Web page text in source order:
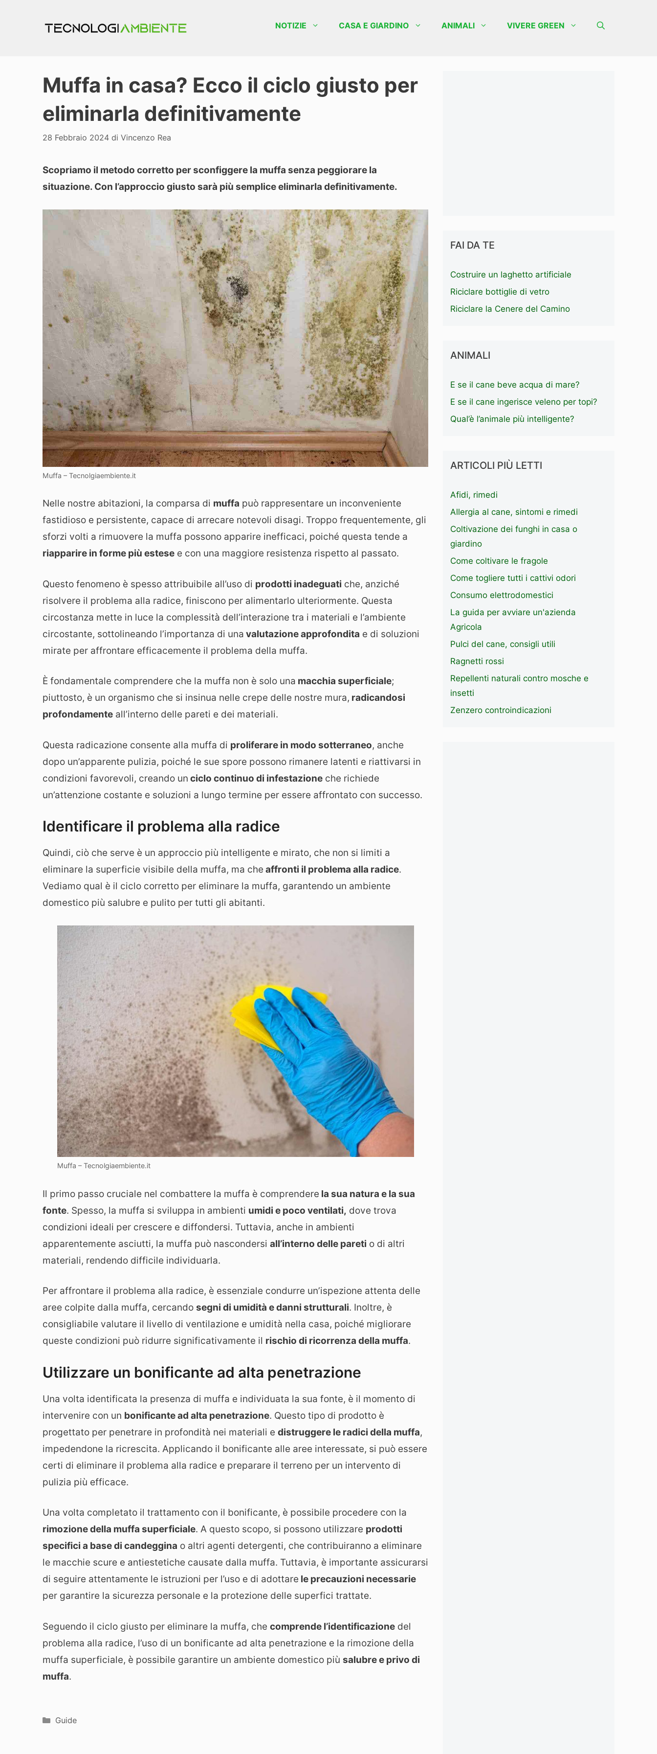
NOTIZIE CASA E GIARDINO ANIMALI VIVERE GREEN
Muffa in casa? Ecco il ciclo giusto per
eliminarla definitivamente
28 Febbraio 2024 di Vincenzo Rea
Scopriamo il metodo corretto per sconfiggere la muffa senza peggiorare la
situazione. Con l’approccio giusto sarà più semplice eliminarla definitivamente.
Muffa – Tecnolgiaembiente.it
Nelle nostre abitazioni, la comparsa di muffa può rappresentare un inconveniente
fastidioso e persistente, capace di arrecare notevoli disagi. Troppo frequentemente, gli
sforzi volti a rimuovere la muffa possono apparire inefficaci, poiché questa tende a
riapparire in forme più estese e con una maggiore resistenza rispetto al passato.
Questo fenomeno è spesso attribuibile all’uso di prodotti inadeguati che, anziché
risolvere il problema alla radice, finiscono per alimentarlo ulteriormente. Questa
circostanza mette in luce la complessità dell’interazione tra i materiali e l’ambiente
circostante, sottolineando l’importanza di una valutazione approfondita e di soluzioni
mirate per affrontare efficacemente il problema della muffa.
È fondamentale comprendere che la muffa non è solo una macchia superficiale;
piuttosto, è un organismo che si insinua nelle crepe delle nostre mura, radicandosi
profondamente all’interno delle pareti e dei materiali.
Questa radicazione consente alla muffa di proliferare in modo sotterraneo, anche
dopo un’apparente pulizia, poiché le sue spore possono rimanere latenti e riattivarsi in
condizioni favorevoli, creando un ciclo continuo di infestazione che richiede
un’attenzione costante e soluzioni a lungo termine per essere affrontato con successo.
Identificare il problema alla radice
Quindi, ciò che serve è un approccio più intelligente e mirato, che non si limiti a
eliminare la superficie visibile della muffa, ma che affronti il problema alla radice.
Vediamo qual è il ciclo corretto per eliminare la muffa, garantendo un ambiente
domestico più salubre e pulito per tutti gli abitanti.
Muffa – Tecnolgiaembiente.it
Il primo passo cruciale nel combattere la muffa è comprendere la sua natura e la sua
fonte. Spesso, la muffa si sviluppa in ambienti umidi e poco ventilati, dove trova
condizioni ideali per crescere e diffondersi. Tuttavia, anche in ambienti
apparentemente asciutti, la muffa può nascondersi all’interno delle pareti o di altri
materiali, rendendo difficile individuarla.
Per affrontare il problema alla radice, è essenziale condurre un’ispezione attenta delle
aree colpite dalla muffa, cercando segni di umidità e danni strutturali. Inoltre, è
consigliabile valutare il livello di ventilazione e umidità nella casa, poiché migliorare
queste condizioni può ridurre significativamente il rischio di ricorrenza della muffa.
Utilizzare un bonificante ad alta penetrazione
Una volta identificata la presenza di muffa e individuata la sua fonte, è il momento di
intervenire con un bonificante ad alta penetrazione. Questo tipo di prodotto è
progettato per penetrare in profondità nei materiali e distruggere le radici della muffa,
impedendone la ricrescita. Applicando il bonificante alle aree interessate, si può essere
certi di eliminare il problema alla radice e preparare il terreno per un intervento di
pulizia più efficace.
Una volta completato il trattamento con il bonificante, è possibile procedere con la
rimozione della muffa superficiale. A questo scopo, si possono utilizzare prodotti
specifici a base di candeggina o altri agenti detergenti, che contribuiranno a eliminare
le macchie scure e antiestetiche causate dalla muffa. Tuttavia, è importante assicurarsi
di seguire attentamente le istruzioni per l’uso e di adottare le precauzioni necessarie
per garantire la sicurezza personale e la protezione delle superfici trattate.
Seguendo il ciclo giusto per eliminare la muffa, che comprende l’identificazione del
problema alla radice, l’uso di un bonificante ad alta penetrazione e la rimozione della
muffa superficiale, è possibile garantire un ambiente domestico più salubre e privo di
muffa.
Categorie
Guide
FAI DA TE
Costruire un laghetto artificiale
Riciclare bottiglie di vetro
Riciclare la Cenere del Camino
ANIMALI
E se il cane beve acqua di mare?
E se il cane ingerisce veleno per topi?
Qual’è l’animale più intelligente?
ARTICOLI PIÙ LETTI
Afidi, rimedi
Allergia al cane, sintomi e rimedi
Coltivazione dei funghi in casa o
giardino
Come coltivare le fragole
Come togliere tutti i cattivi odori
Consumo elettrodomestici
La guida per avviare un'azienda
Agricola
Pulci del cane, consigli utili
Ragnetti rossi
Repellenti naturali contro mosche e
insetti
Zenzero controindicazioni